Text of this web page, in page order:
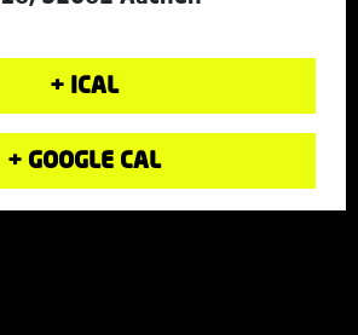
+ ICAL
+ GOOGLE CAL